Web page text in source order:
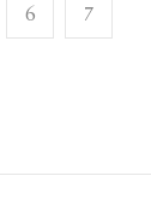
6 7